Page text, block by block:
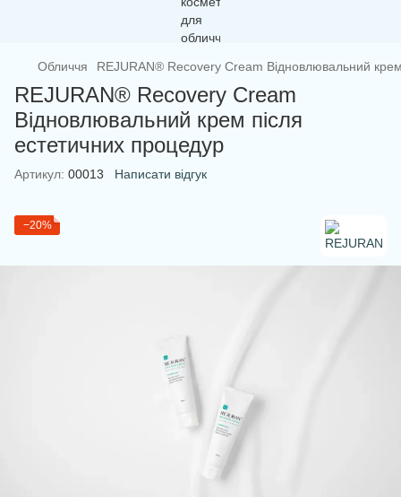
Обличчя REJURAN® Recovery Cream Відновлювальний
REJURAN® Recovery Cream
Відновлювальний крем після
естетичних процедур
Артикул: 00013 Написати відгук
−20%